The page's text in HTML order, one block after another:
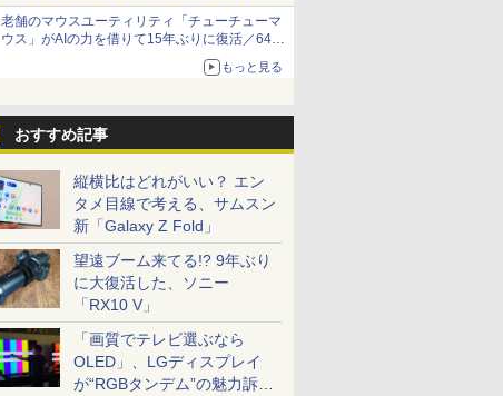
老舗のマウスユーティリティ「チューチューマ
ウス」がAIの力を借りて15年ぶりに復活／64bit
化、Windows 10/11、「Chrome」も走り回
る。復活記念で2026年末まで500円
もっと見る
おすすめ記事
縦横比はどれがいい？ エン
タメ目線で考える、サムスン
新「Galaxy Z Fold」
望遠ブーム来てる!? 9年ぶり
に大復活した、ソニー
「RX10 V」
「画質でテレビ選ぶなら
OLED」、LGディスプレイ
が“RGBタンデム”の魅力訴